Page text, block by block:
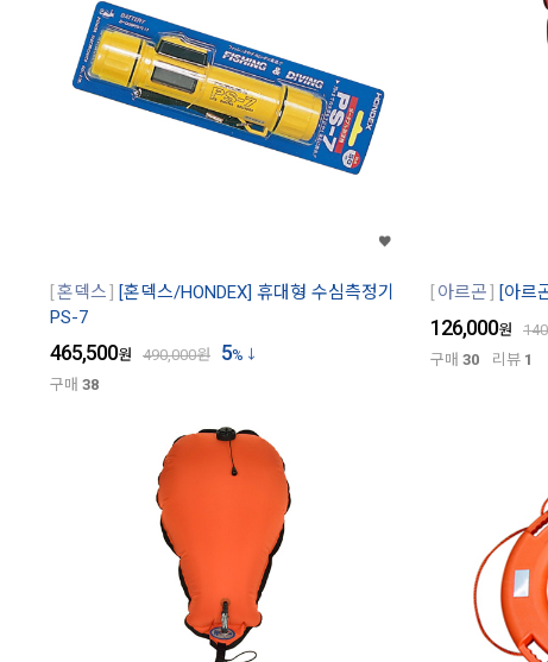
혼덱스
[혼덱스/HONDEX] 휴대형 수심측정기
PS-7
465,500원 490,000원 5%
구매 38
아르곤 [아르
126,000원
구매 30 리뷰 1